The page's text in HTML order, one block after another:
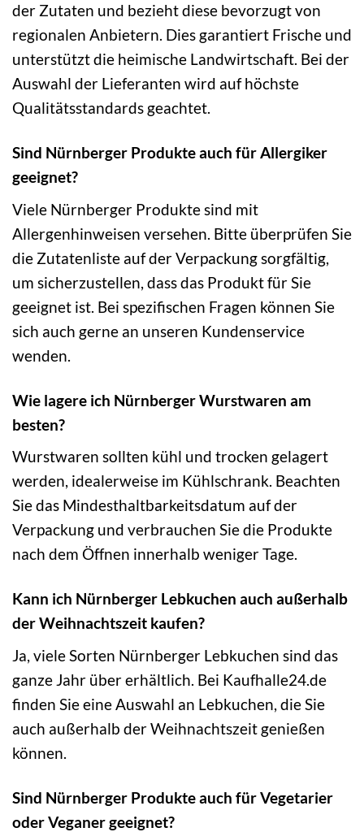
der Zutaten und bezieht diese bevorzugt von
regionalen Anbietern. Dies garantiert Frische und
unterstützt die heimische Landwirtschaft. Bei der
Auswahl der Lieferanten wird auf höchste
Qualitätsstandards geachtet.
Sind Nürnberger Produkte auch für Allergiker
geeignet?
Viele Nürnberger Produkte sind mit
Allergenhinweisen versehen. Bitte überprüfen Sie
die Zutatenliste auf der Verpackung sorgfältig,
um sicherzustellen, dass das Produkt für Sie
geeignet ist. Bei spezifischen Fragen können Sie
sich auch gerne an unseren Kundenservice
wenden.
Wie lagere ich Nürnberger Wurstwaren am
besten?
Wurstwaren sollten kühl und trocken gelagert
werden, idealerweise im Kühlschrank. Beachten
Sie das Mindesthaltbarkeitsdatum auf der
Verpackung und verbrauchen Sie die Produkte
nach dem Öffnen innerhalb weniger Tage.
Kann ich Nürnberger Lebkuchen auch außerhalb
der Weihnachtszeit kaufen?
Ja, viele Sorten Nürnberger Lebkuchen sind das
ganze Jahr über erhältlich. Bei Kaufhalle24.de
finden Sie eine Auswahl an Lebkuchen, die Sie
auch außerhalb der Weihnachtszeit genießen
können.
Sind Nürnberger Produkte auch für Vegetarier
oder Veganer geeignet?